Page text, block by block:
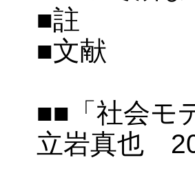
■註
■文献
■■「社会モ
立岩真也